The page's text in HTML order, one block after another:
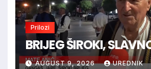
Prilozi
BRIJEG ŠIROKI,
AUGUST 9, 2026 UREDNIK